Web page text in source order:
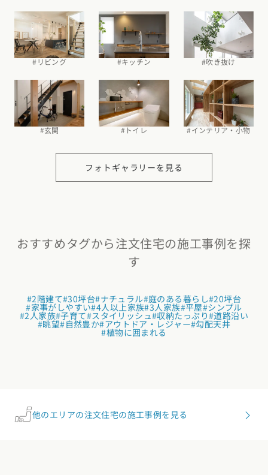
#リビング #キッチン #吹き抜け
#玄関 #トイレ #インテリア・小物
フォトギャラリーを見る
おすすめタグから注文住宅の施工事例を探
す
#2階建て#30坪台#ナチュラル#庭のある暮らし#20坪台
#家事がしやすい#4人以上家族#3人家族#平屋#シンプル
#2人家族#子育て#スタイリッシュ#収納たっぷり#道路沿い
#眺望#自然豊か#アウトドア・レジャー#勾配天井
#植物に囲まれる
他のエリアの注文住宅の施工事例を見る